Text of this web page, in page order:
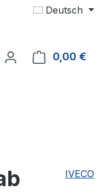
Deutsch
hast 0 Produkte auf
0,00 €
IVECO